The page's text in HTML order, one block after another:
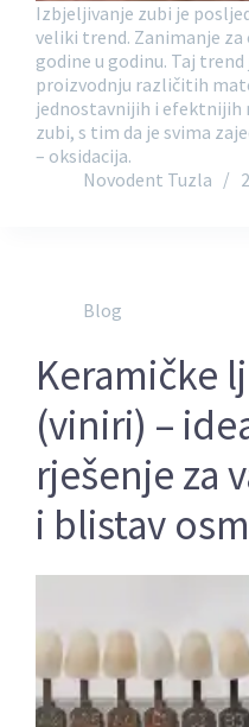
Izbjeljivanje zubi je
veliki trend. Zanimanje za
godine u godinu. Taj
proizvodnju različitih
jednostavnijih i efektnijih
zubi, s tim da je svima
– oksidacija.
Novodent Tuzla
Blog
Keramičke
(viniri) –
rješenje za
i blistav